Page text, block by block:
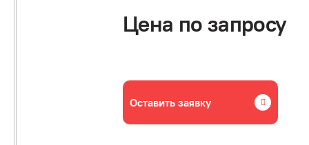
Цена по запросу
Оставить заявку